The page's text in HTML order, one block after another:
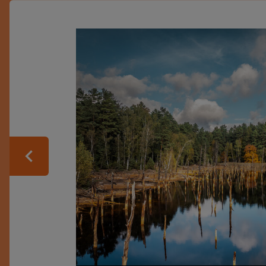
Herrnhut